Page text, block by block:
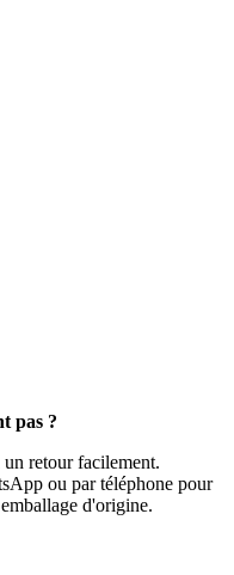
pas ?
retour facilement.
ou par téléphone pour
d'origine.